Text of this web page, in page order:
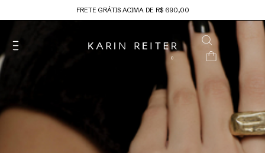
FRETE GRÁTIS ACIMA DE R$ 690,00
0